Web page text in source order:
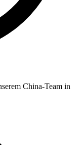
China-Team in